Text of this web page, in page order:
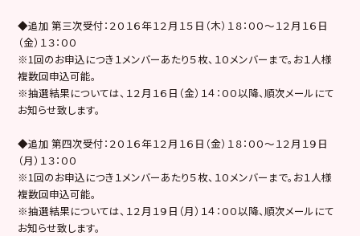
◆追加 第三次受付：２０１６年１２月１５日（木）１８：００～１２月１６日
（金）１３：００
※1回のお申込につき１メンバーあたり５枚、１０メンバーまで。お１人様
複数回申込可能。
※抽選結果については、１２月１６日（金）１４：００以降、順次メールにて
お知らせ致します。
◆追加 第四次受付：２０１６年１２月１６日（金）１８：００～１２月１９日
（月）１３：００
※1回のお申込につき１メンバーあたり５枚、１０メンバーまで。お１人様
複数回申込可能。
※抽選結果については、１２月１９日（月）１４：００以降、順次メールにて
お知らせ致します。